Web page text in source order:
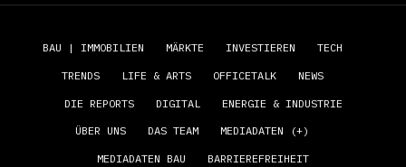
BAU | IMMOBILIEN MÄRKTE INVESTIEREN TECH
TRENDS LIFE & ARTS OFFICETALK NEWS
DIE REPORTS DIGITAL ENERGIE & INDUSTRIE
ÜBER UNS DAS TEAM MEDIADATEN (+)
MEDIADATEN BAU BARRIEREFREIHEIT